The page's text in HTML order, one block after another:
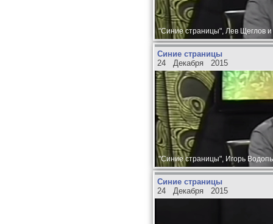
"Синие страницы", Лев Щеглов
Синие страницы
24 Декабря 2015
"Синие страницы", Игорь
Синие страницы
24 Декабря 2015